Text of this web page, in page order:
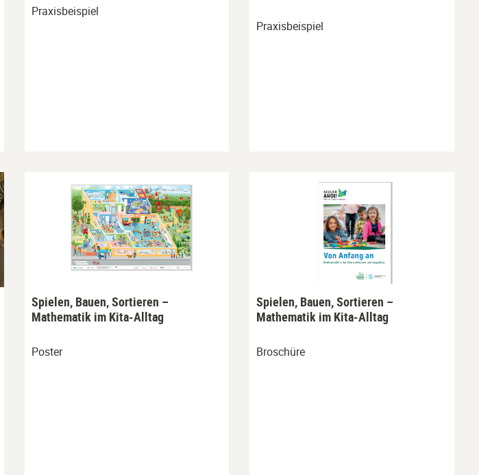
Praxisbeispiel
Praxisbeispiel
Spielen, Bauen, Sortieren –
Mathematik im Kita-Alltag
Poster
Spielen, Bauen, Sortieren –
Mathematik im Kita-Alltag
Broschüre